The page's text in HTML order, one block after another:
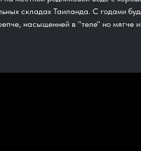
складах Таиланда. С годами
насыщенней в "теле" но мягче